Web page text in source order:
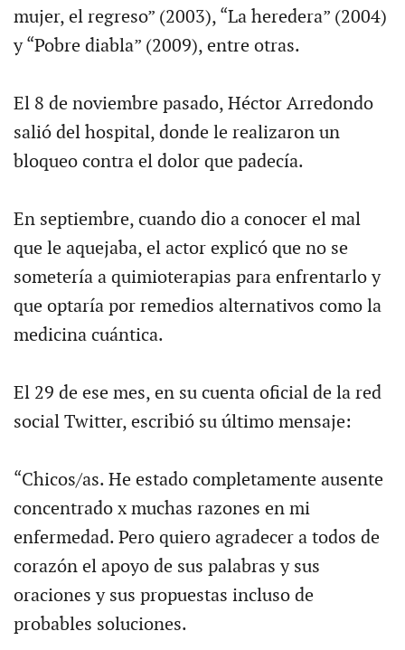
mujer, el regreso” (2003), “La heredera” (2004)
y “Pobre diabla” (2009), entre otras.
El 8 de noviembre pasado, Héctor Arredondo
salió del hospital, donde le realizaron un
bloqueo contra el dolor que padecía.
En septiembre, cuando dio a conocer el mal
que le aquejaba, el actor explicó que no se
sometería a quimioterapias para enfrentarlo y
que optaría por remedios alternativos como la
medicina cuántica.
El 29 de ese mes, en su cuenta oficial de la red
social Twitter, escribió su último mensaje:
“Chicos/as. He estado completamente ausente
concentrado x muchas razones en mi
enfermedad. Pero quiero agradecer a todos de
corazón el apoyo de sus palabras y sus
oraciones y sus propuestas incluso de
probables soluciones.